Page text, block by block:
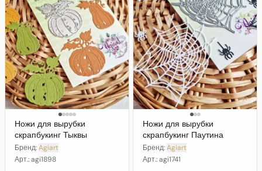
Ножи для вырубки
скрапбукинг Тыквы
Бренд:Agiart
Арт.:agi1898
Ножи для вырубки
скрапбукинг Паутина
Бренд:Agiart
Арт.:agi1741